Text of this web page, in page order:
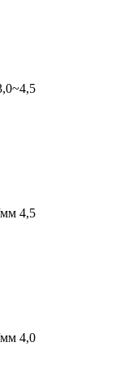
4,5
4,0